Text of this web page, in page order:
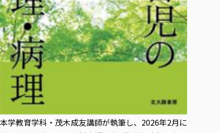
教育実践活動（教育学科学生のみ受講可能）
禅のこころ
学費（学部学科）
授業料減免・奨学金等
宿舎の紹介
学生生活サポート
学生自主活動支援
社会人学生の育児支援（一時預かり）
学生総合補償制度
スポーツ傷害保険
本学教育学科・茂木成友講師が執筆し、2026年2月に